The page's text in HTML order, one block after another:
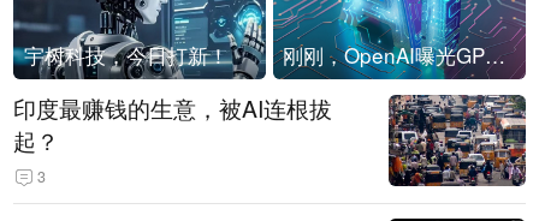
宇树科技，今日打新！ 刚刚，OpenAI曝光GPT-6！传10万亿参数，8月强行发布
印度最赚钱的生意，被AI连根拔
起？
3